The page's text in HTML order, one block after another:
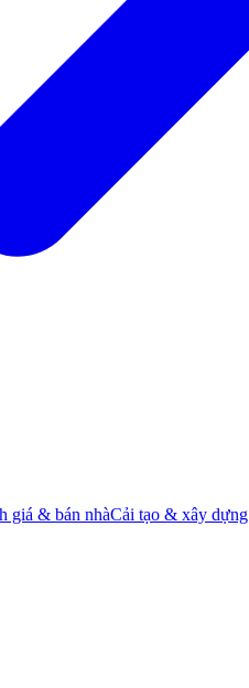
giá & bán nhàCải tạo & xây dựng